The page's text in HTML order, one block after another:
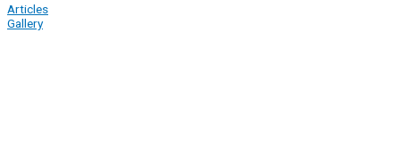
Articles
Gallery